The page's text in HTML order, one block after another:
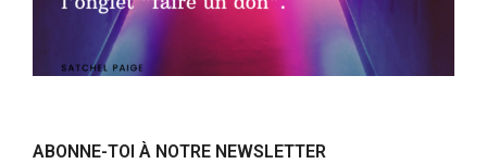
ABONNE-TOI À NOTRE NEWSLETTER